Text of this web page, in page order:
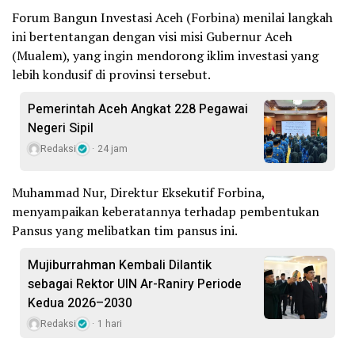
Forum Bangun Investasi Aceh (Forbina) menilai langkah
ini bertentangan dengan visi misi Gubernur Aceh
(Mualem), yang ingin mendorong iklim investasi yang
lebih kondusif di provinsi tersebut.
Pemerintah Aceh Angkat 228 Pegawai
Negeri Sipil
Redaksi 24 jam
Muhammad Nur, Direktur Eksekutif Forbina,
menyampaikan keberatannya terhadap pembentukan
Pansus yang melibatkan tim pansus ini.
Mujiburrahman Kembali Dilantik
sebagai Rektor UIN Ar-Raniry Periode
Kedua 2026–2030
Redaksi 1 hari